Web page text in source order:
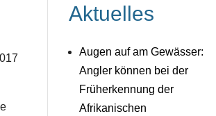
Aktuelles
Augen auf am Gewässer:
Angler können bei der
Früherkennung der
Afrikanischen